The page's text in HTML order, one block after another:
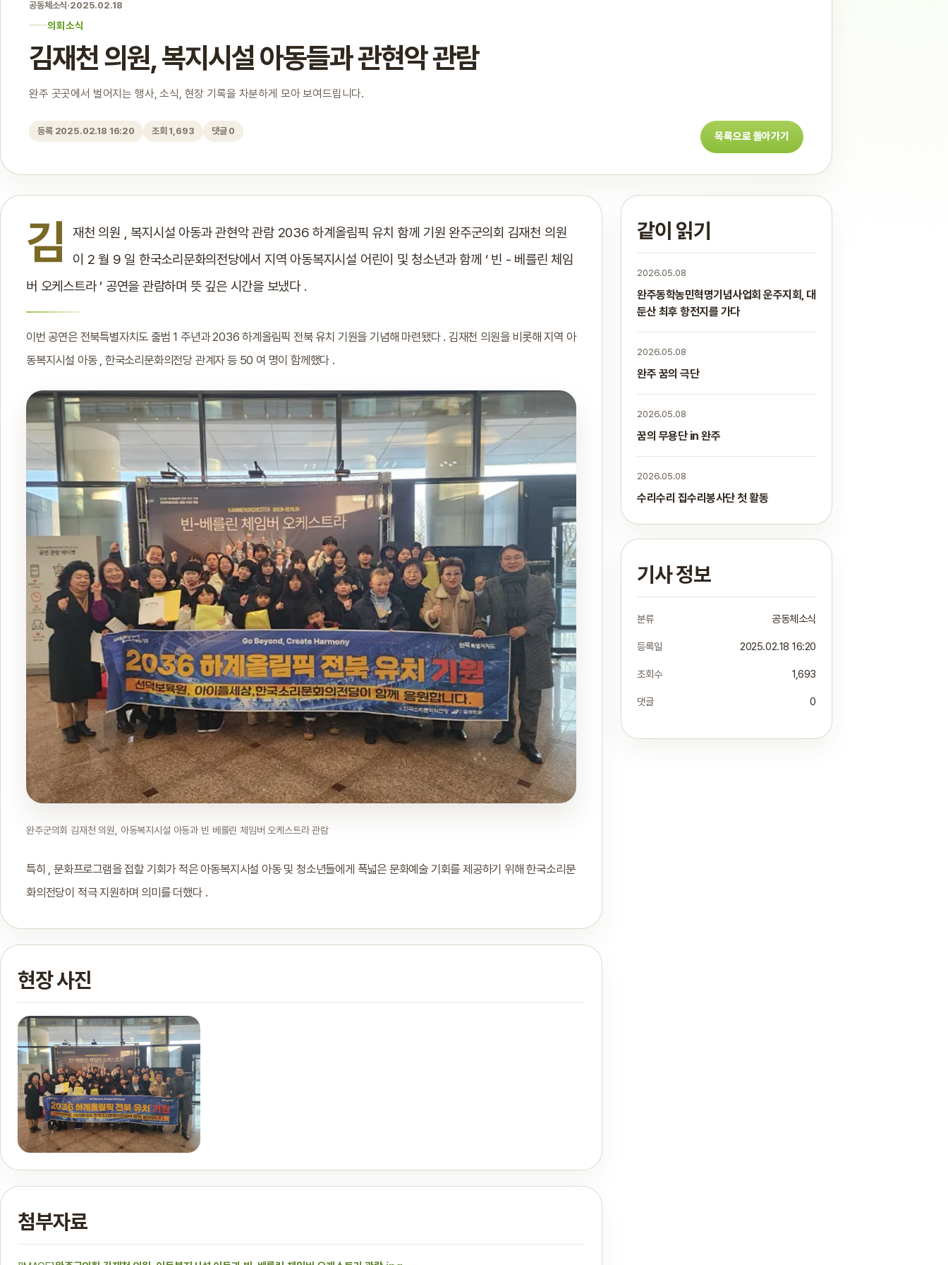
공동체소식·2025.02.18
의회소식
김재천 의원, 복지시설 아동들과 관현악 관람
완주 곳곳에서 벌어지는 행사, 소식, 현장 기록을 차분하게 모아 보여드립니다.
등록 2025.02.18 16:20 조회 1,693 댓글 0 목록으로 돌아가기
김
재천 의원 , 복지시설 아동과 관현악 관람 2036 하계올림픽 유치 함께 기원 완주군의회 김재천 의원
이 2 월 9 일 한국소리문화의전당에서 지역 아동복지시설 어린이 및 청소년과 함께 ‘ 빈 - 베를린 체임
버 오케스트라 ’ 공연을 관람하며 뜻 깊은 시간을 보냈다 .
이번 공연은 전북특별자치도 출범 1 주년과 2036 하계올림픽 전북 유치 기원을 기념해 마련됐다 . 김재천 의원을 비롯해 지역 아
동복지시설 아동 , 한국소리문화의전당 관계자 등 50 여 명이 함께했다 .
완주군의회 김재천 의원, 아동복지시설 아동과 빈 베를린 체임버 오케스트라 관람
특히 , 문화프로그램을 접할 기회가 적은 아동복지시설 아동 및 청소년들에게 폭넓은 문화예술 기회를 제공하기 위해 한국소리문
화의전당이 적극 지원하며 의미를 더했다 .
현장 사진
첨부자료
같이 읽기
2026.05.08
완주동학농민혁명기념사업회 운주지회, 대
둔산 최후 항전지를 가다
2026.05.08
완주 꿈의 극단
2026.05.08
꿈의 무용단 in 완주
2026.05.08
수리수리 집수리봉사단 첫 활동
기사 정보
분류 공동체소식
등록일 2025.02.18 16:20
조회수 1,693
댓글 0